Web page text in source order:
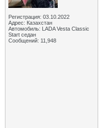
Регистрация: 03.10.2022
Адрес: Казахстан
Автомобиль: LADA Vesta Classic
Start седан
Сообщений: 11,948